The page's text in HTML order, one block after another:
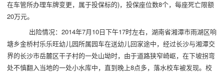
在车管所办理车牌变更，属于投保标的)，投保座位数8个，每座死亡限额
20万元。
出险情况：2014年7月10日下午17时左右，湖南省湘潭市雨湖区响
塘乡金桥村乐乐旺幼儿园所属园车在送幼儿回家途中，经过长沙与湘潭交
界的长沙市岳麓区干子村的一处山坳时，由于道路狭窄崎岖，在下坡拐弯
处不慎翻入当地的一处小水库中，直到晚上8点多，落水校车被发现。校